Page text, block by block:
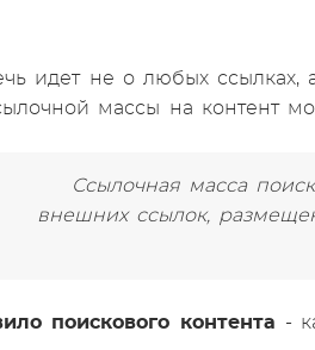
идет не о любых ссылках,
массы на контент
Ссылочная масса
внешних ссылок,
поискового контента
-